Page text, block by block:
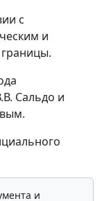
с
и
Сальдо и
и